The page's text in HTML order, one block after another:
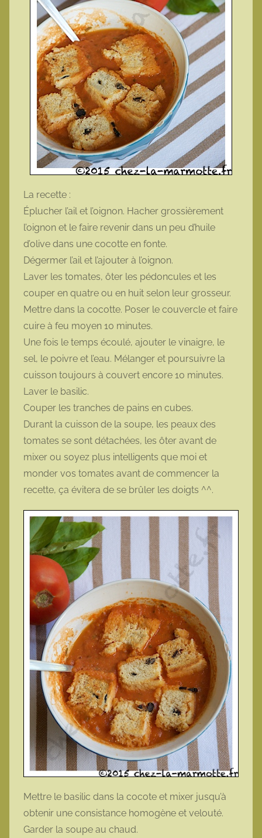
La recette :
Éplucher l’ail et l’oignon. Hacher grossièrement
l’oignon et le faire revenir dans un peu d’huile
d’olive dans une cocotte en fonte.
Dégermer l’ail et l’ajouter à l’oignon.
Laver les tomates, ôter les pédoncules et les
couper en quatre ou en huit selon leur grosseur.
Mettre dans la cocotte. Poser le couvercle et faire
cuire à feu moyen 10 minutes.
Une fois le temps écoulé, ajouter le vinaigre, le
sel, le poivre et l’eau. Mélanger et poursuivre la
cuisson toujours à couvert encore 10 minutes.
Laver le basilic.
Couper les tranches de pains en cubes.
Durant la cuisson de la soupe, les peaux des
tomates se sont détachées, les ôter avant de
mixer ou soyez plus intelligents que moi et
monder vos tomates avant de commencer la
recette, ça évitera de se brûler les doigts ^^.
Mettre le basilic dans la cocote et mixer jusqu’à
obtenir une consistance homogène et velouté.
Garder la soupe au chaud.